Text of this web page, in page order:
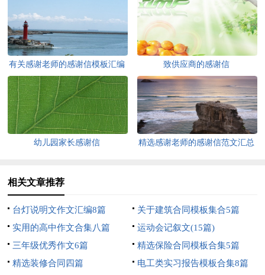
有关感谢老师的感谢信模板汇编
5篇
致供应商的感谢信
幼儿园家长感谢信
精选感谢老师的感谢信范文汇总
相关文章推荐
台灯说明文作文汇编8篇
关于建筑合同模板集合5篇
实用的高中作文合集八篇
运动会记叙文(15篇)
三年级优秀作文6篇
精选保险合同模板合集5篇
精选装修合同四篇
电工类实习报告模板合集8篇